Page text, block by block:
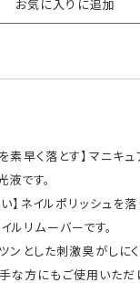
お気に入りに追加
素早く落とす】マニキュ
です。
】ネイルポリッシュを
ルリムーバーです。
ツンとした刺激臭がしに
な方にもご使用いただ